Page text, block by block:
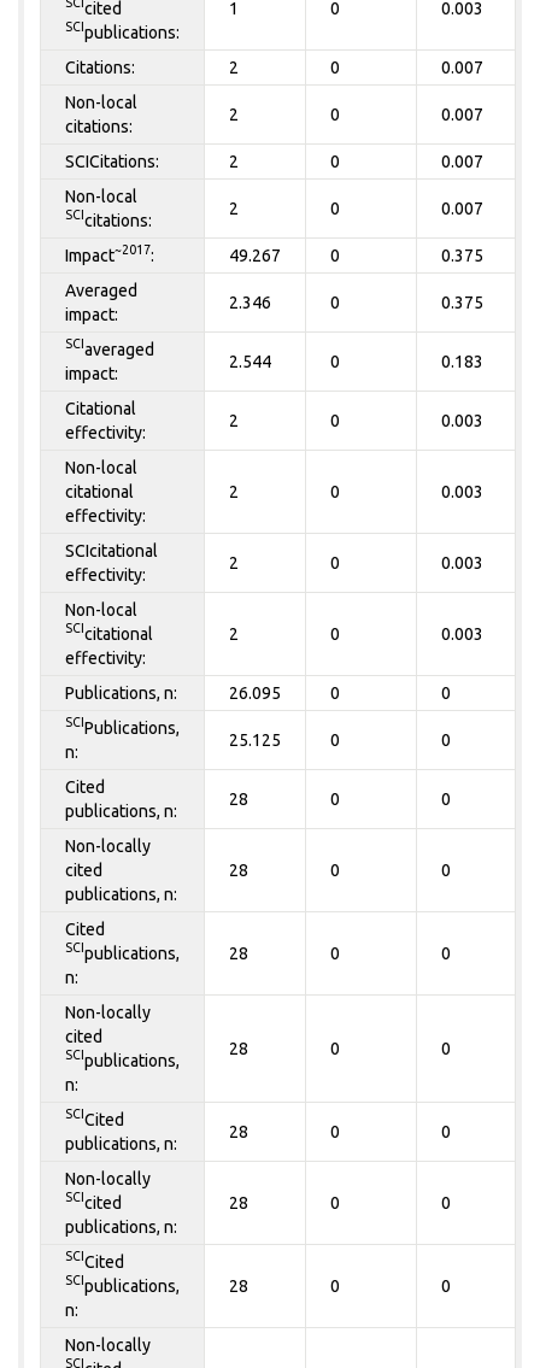
cited
SCI publications:
1 0 0.003
Citations: 2 0 0.007
Non-local
citations:
2 0 0.007
SCICitations: 2 0 0.007
Non-local
SCI citations:
2 0 0.007
Impact~2017: 49.267 0 0.375
Averaged
impact:
2.346 0 0.375
SCI averaged
impact:
2.544 0 0.183
Citational
effectivity:
2 0 0.003
Non-local
citational
effectivity:
2 0 0.003
SCIcitational
effectivity:
2 0 0.003
Non-local
SCI citational
effectivity:
2 0 0.003
Publications, n: 26.095 0 0
SCI Publications,
n:
25.125 0 0
Cited
publications, n:
28 0 0
Non-locally
cited
publications, n:
28 0 0
Cited
SCI publications,
n:
28 0 0
Non-locally
cited
SCI publications,
n:
28 0 0
SCI Cited
publications, n:
28 0 0
Non-locally
SCI cited
publications, n:
28 0 0
SCI Cited
SCI publications,
n:
28 0 0
Non-locally
SCI